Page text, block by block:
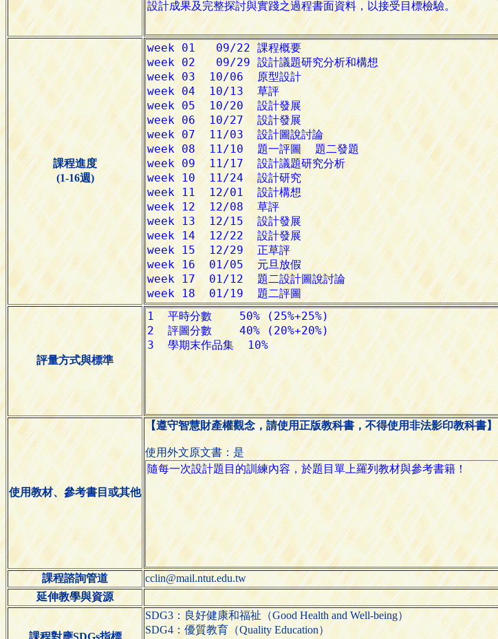
課程進度
(1-16週)
評量方式與標準
使用教材、參考書目或其他
【遵守智慧財產權觀念，請使用正版教科書，不得使用非法影印教科書】
使用外文原文書：是
課程諮詢管道
cclin@mail.ntut.edu.tw
延伸教學與資源
課程對應SDGs指標
SDG3：良好健康和福祉（Good Health and Well-being）
SDG4：優質教育（Quality Education）